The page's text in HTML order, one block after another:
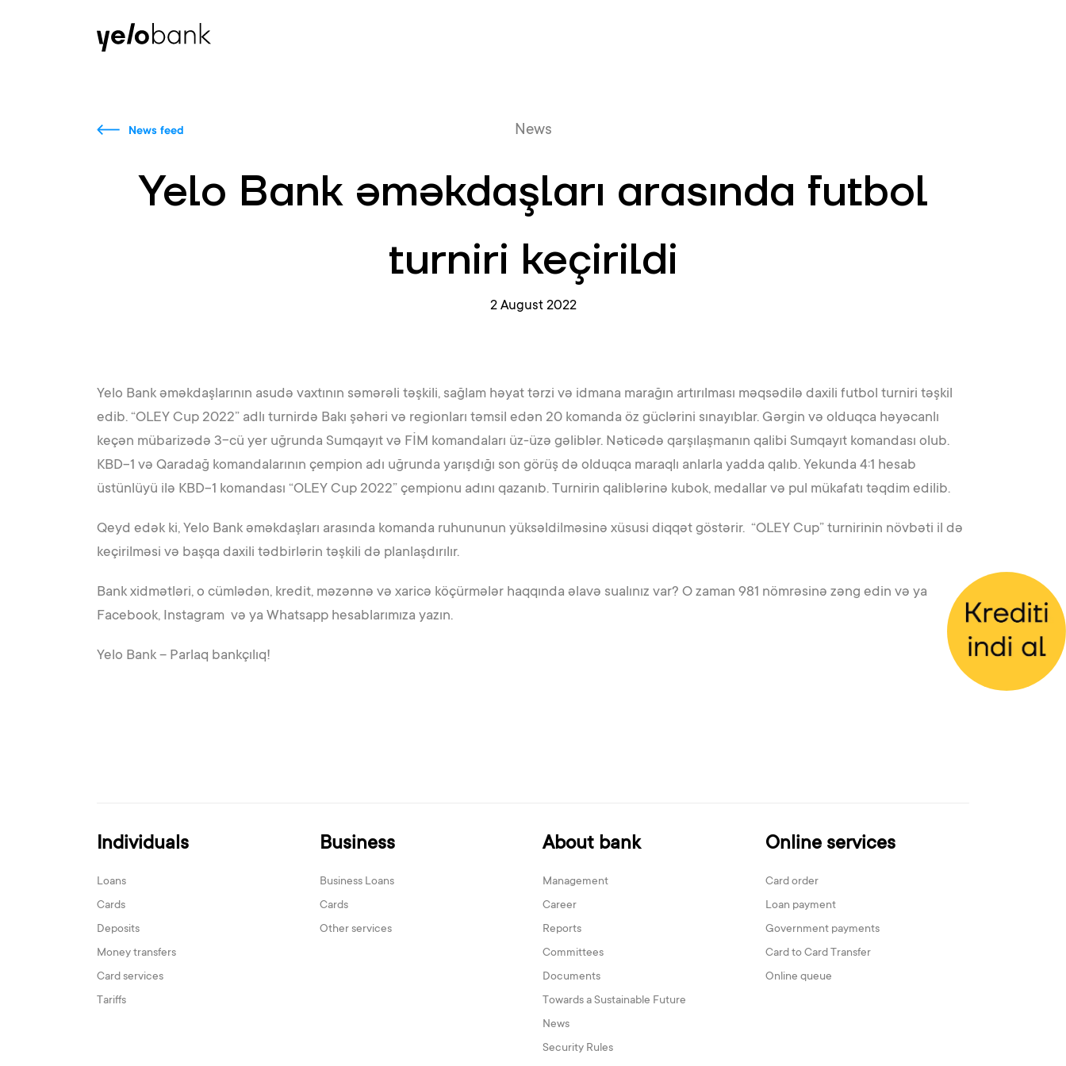
News feed News
Yelo Bank əməkdaşları arasında futbol
turniri keçirildi
2 August 2022
Yelo Bank əməkdaşlarının asudə vaxtının səmərəli təşkili, sağlam həyat tərzi və idmana marağın artırılması məqsədilə daxili futbol turniri təşkil
edib. “OLEY Cup 2022” adlı turnirdə Bakı şəhəri və regionları təmsil edən 20 komanda öz güclərini sınayıblar. Gərgin və olduqca həyəcanlı
keçən mübarizədə 3-cü yer uğrunda Sumqayıt və FİM komandaları üz-üzə gəliblər. Nəticədə qarşılaşmanın qalibi Sumqayıt komandası olub.
KBD-1 və Qaradağ komandalarının çempion adı uğrunda yarışdığı son görüş də olduqca maraqlı anlarla yadda qalıb. Yekunda 4:1 hesab
üstünlüyü ilə KBD-1 komandası “OLEY Cup 2022” çempionu adını qazanıb. Turnirin qaliblərinə kubok, medallar və pul mükafatı təqdim edilib.
Qeyd edək ki, Yelo Bank əməkdaşları arasında komanda ruhununun yüksəldilməsinə xüsusi diqqət göstərir. “OLEY Cup” turnirinin növbəti il də
keçirilməsi və başqa daxili tədbirlərin təşkili də planlaşdırılır.
Bank xidmətləri, o cümlədən, kredit, məzənnə və xaricə köçürmələr haqqında əlavə sualınız var? O zaman 981 nömrəsinə zəng edin və ya
Facebook, Instagram və ya Whatsapp hesablarımıza yazın.
Yelo Bank – Parlaq bankçılıq!
Individuals
Loans
Cards
Deposits
Money transfers
Card services
Tariffs
Business
Business Loans
Cards
Other services
About bank
Management
Career
Reports
Committees
Documents
Towards a Sustainable Future
News
Security Rules
Online services
Card order
Loan payment
Government payments
Card to Card Transfer
Online queue